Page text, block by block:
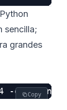
sencilla;
grandes
Copy